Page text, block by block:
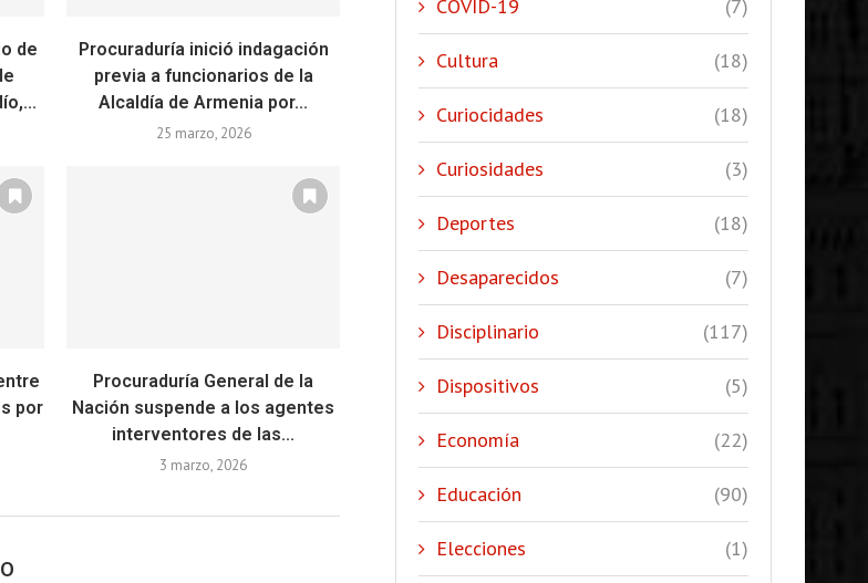
de
Procuraduría inició indagación
previa a funcionarios de la
Alcaldía de Armenia por...
25 marzo, 2026
por
Procuraduría General de la
Nación suspende a los agentes
interventores de las...
3 marzo, 2026
COVID-19 (7)
Cultura (18)
Curiocidades (18)
Curiosidades (3)
Deportes (18)
Desaparecidos (7)
Disciplinario (117)
Dispositivos (5)
Economía (22)
Educación (90)
Elecciones (1)